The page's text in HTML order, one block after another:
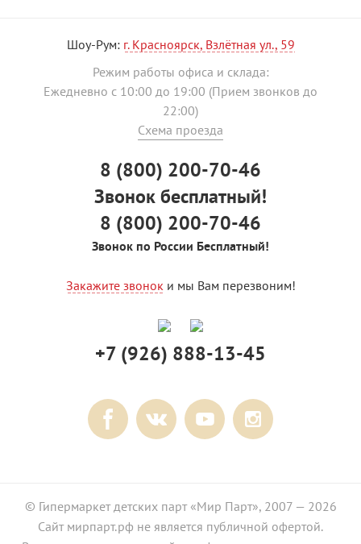
Шоу-Рум: г. Красноярск, Взлётная ул., 59
Режим работы офиса и склада:
Ежедневно с 10:00 до 19:00 (Прием звонков до
22:00)
Схема проезда
8 (800) 200-70-46
Звонок бесплатный!
8 (800) 200-70-46
Звонок по России Бесплатный!
Закажите звоноки мы Вам перезвоним!
+7 (926) 888-13-45
© Гипермаркет детских парт «Мир Парт», 2007 — 2026
Сайт мирпарт.рф не является публичной офертой.